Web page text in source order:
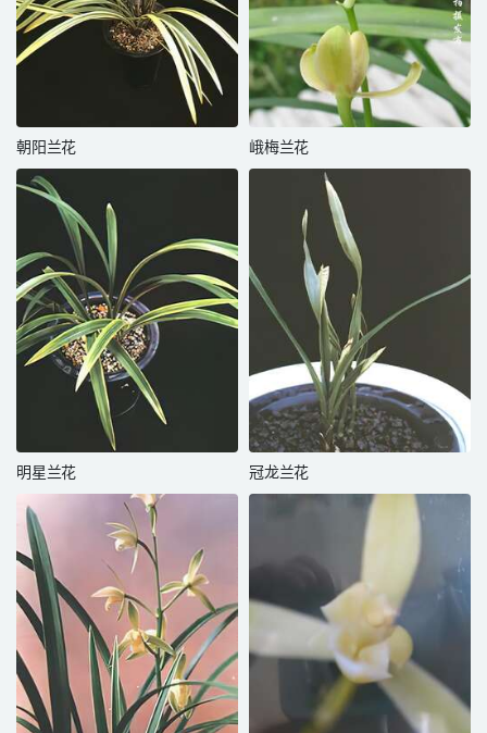
朝阳兰花 峨梅兰花
明星兰花 冠龙兰花